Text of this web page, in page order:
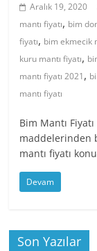
Aralık 19, 2020
mantı fiyatı, bim
fiyatı, bim ekmecik
kuru mantı fiyatı,
mantı fiyatı 2021,
mantı fiyatı
Bim Mantı
maddelerinden
mantı fiyatı
Devam
Son Yazılar